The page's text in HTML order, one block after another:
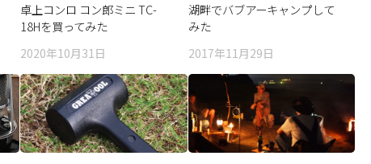
卓上コンロ コン郎ミニ TC-
18Hを買ってみた
2020年10月31日
湖畔でバブアーキャンプして
みた
2017年11月29日